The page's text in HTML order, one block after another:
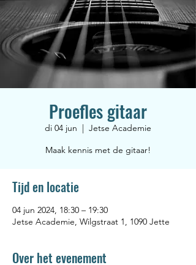
Proefles gitaar
di 04 jun
  |
Jetse Academie
Maak kennis met de gitaar!
Tijd en locatie
04 jun 2024, 18:30 – 19:30
Jetse Academie, Wilgstraat 1, 1090 Jette
Over het evenement